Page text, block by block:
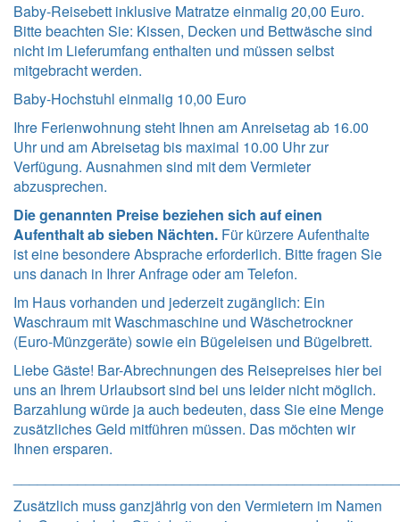
Baby-Reisebett inklusive Matratze einmalig 20,00 Euro.
Bitte beachten Sie: Kissen, Decken und Bettwäsche sind
nicht im Lieferumfang enthalten und müssen selbst
mitgebracht werden.
Baby-Hochstuhl einmalig 10,00 Euro
Ihre Ferienwohnung steht Ihnen am Anreisetag ab 16.00
Uhr und am Abreisetag bis maximal 10.00 Uhr zur
Verfügung. Ausnahmen sind mit dem Vermieter
abzusprechen.
Die genannten Preise beziehen sich auf einen
Aufenthalt ab sieben Nächten. Für kürzere Aufenthalte
ist eine besondere Absprache erforderlich. Bitte fragen Sie
uns danach in Ihrer Anfrage oder am Telefon.
Im Haus vorhanden und jederzeit zugänglich: Ein
Waschraum mit Waschmaschine und Wäschetrockner
(Euro-Münzgeräte) sowie ein Bügeleisen und Bügelbrett.
Liebe Gäste! Bar-Abrechnungen des Reisepreises hier bei
uns an Ihrem Urlaubsort sind bei uns leider nicht möglich.
Barzahlung würde ja auch bedeuten, dass Sie eine Menge
zusätzliches Geld mitführen müssen. Das möchten wir
Ihnen ersparen.
Zusätzlich muss ganzjährig von den Vermietern im Namen